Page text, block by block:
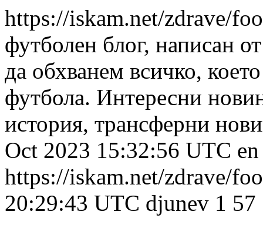
https://iskam.net/zdrave/
футболен блог, написан
да обхванем всичко,
футбола. Интересни
история, трансферни
Oct 2023 15:32:56 UTC en
https://iskam.net/zdrave/
20:29:43 UTC djunev 1 57